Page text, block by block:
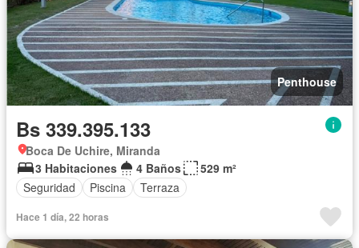
Penthouse
Bs 339.395.133
Boca De Uchire, Miranda
3 Habitaciones
4 Baños
529 m²
Seguridad
Piscina Terraza
Hace 1 día, 22 horas